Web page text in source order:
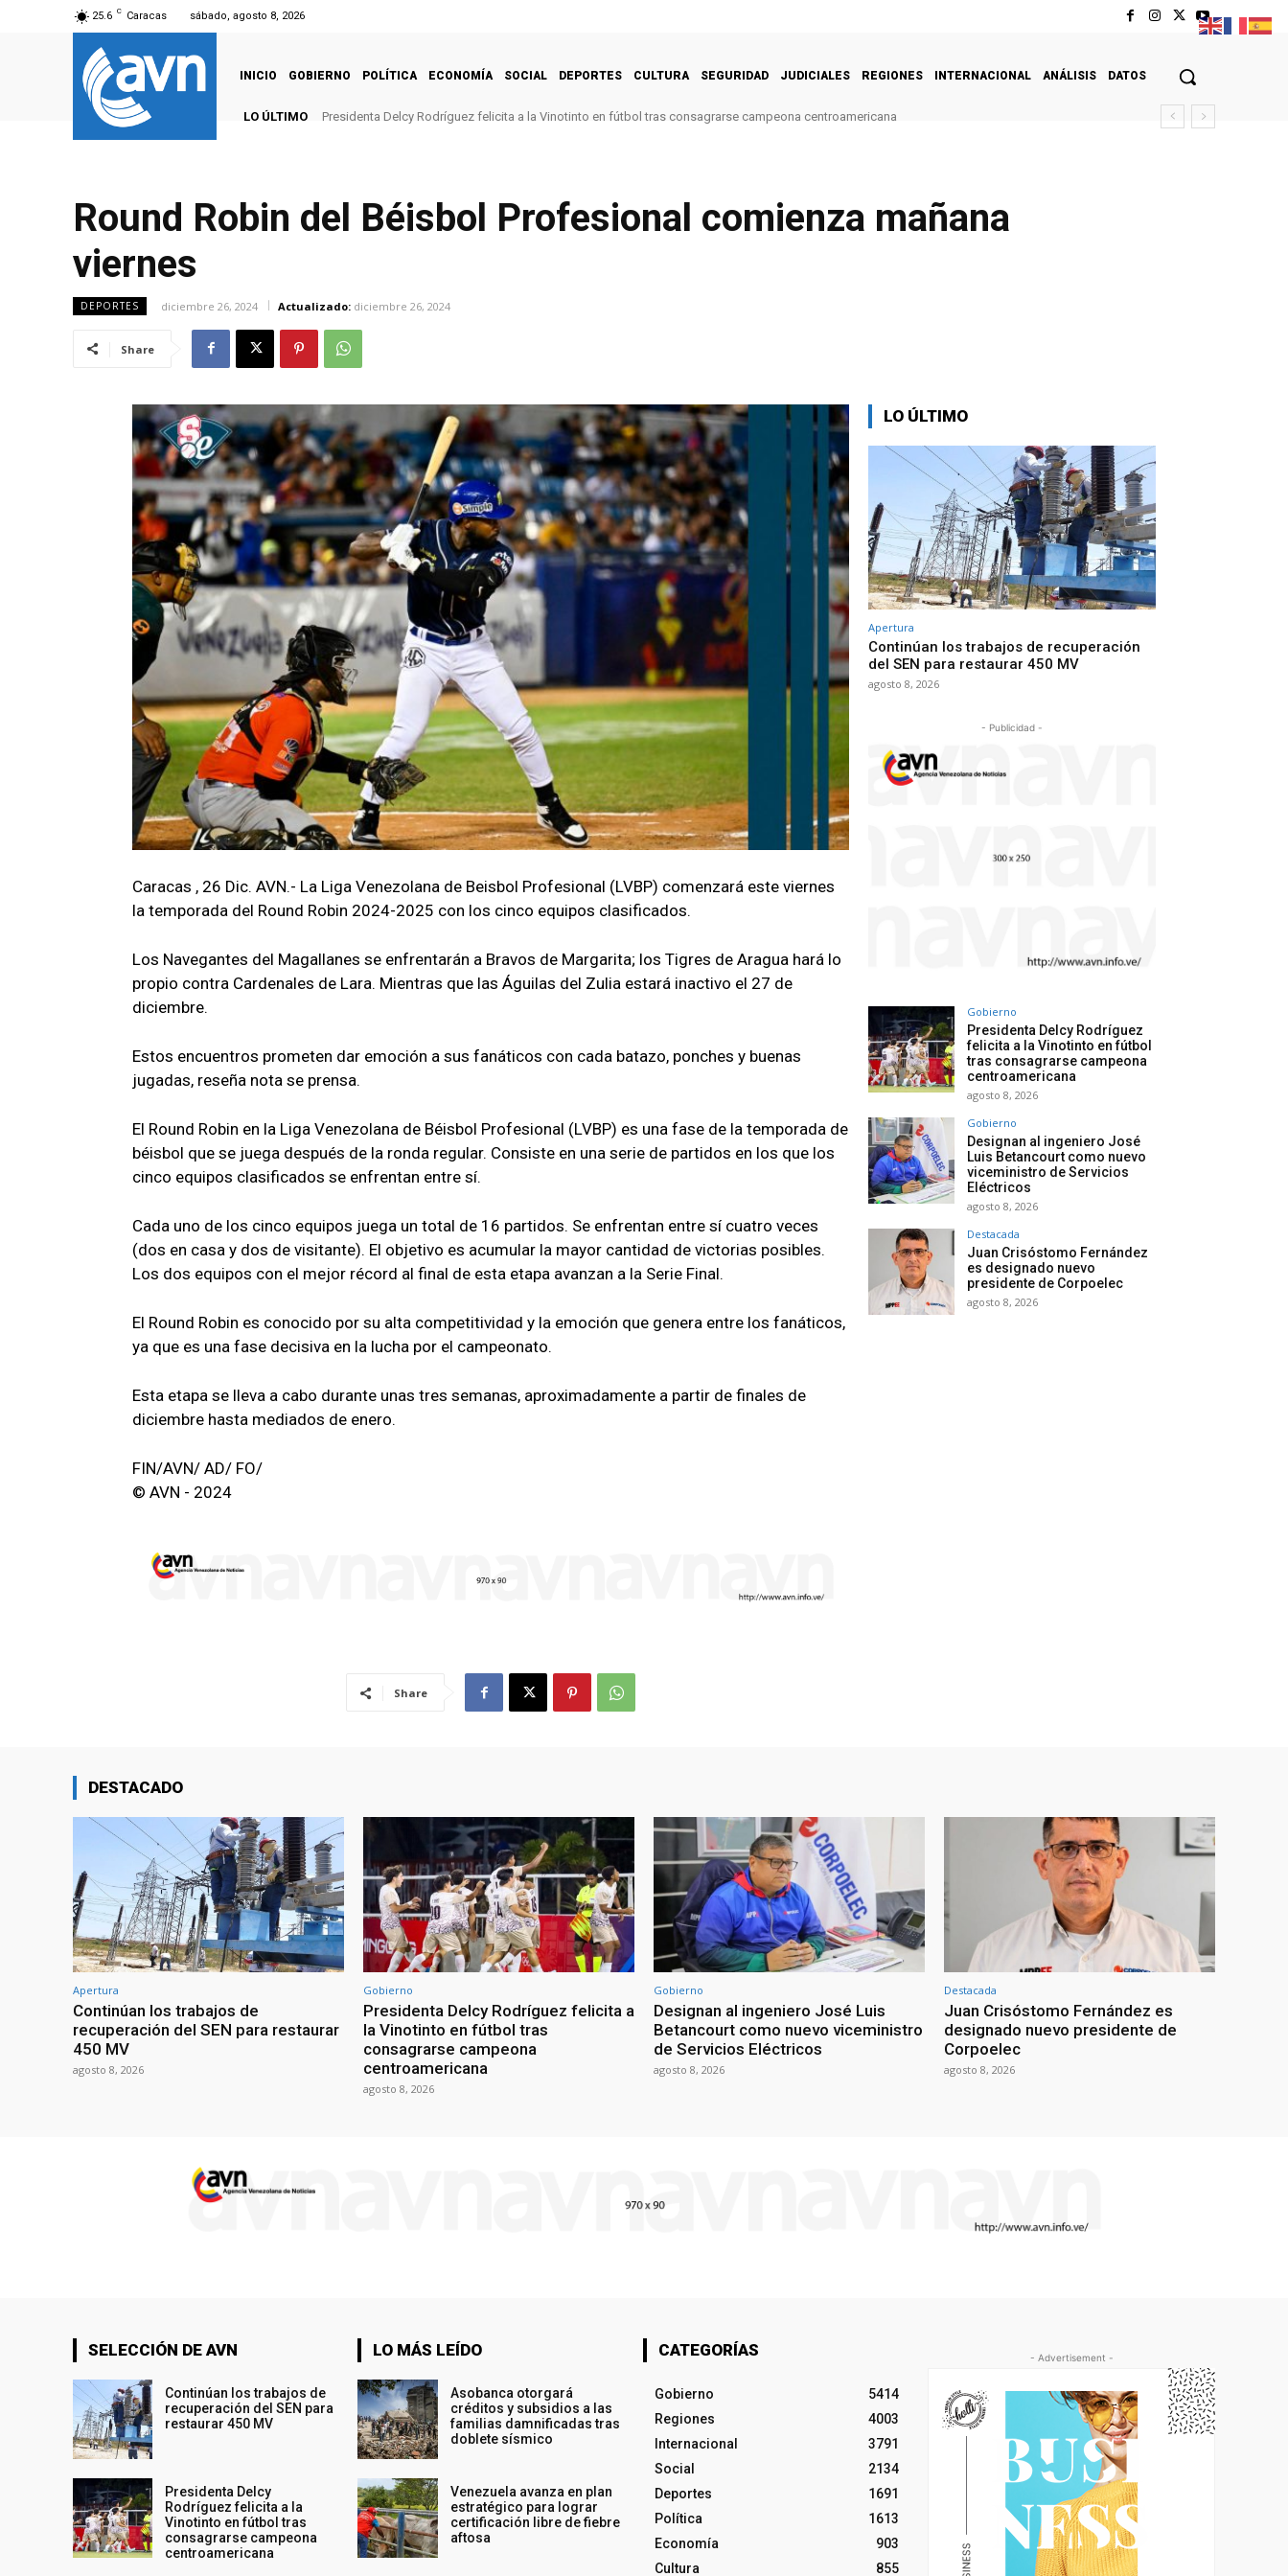
25.6 C Caracas sábado, agosto 8, 2026
INICIO GOBIERNO POLÍTICA ECONOMÍA SOCIAL DEPORTES CULTURA SEGURIDAD JUDICIALES REGIONES INTERNACIONAL ANÁLISIS DATOS
LO ÚLTIMO Presidenta Delcy Rodríguez felicita a la Vinotinto en fútbol tras consagrarse campeona centroamericana
Round Robin del Béisbol Profesional comienza mañana
viernes
DEPORTES diciembre 26, 2024 Actualizado: diciembre 26, 2024
Share
Caracas , 26 Dic. AVN.- La Liga Venezolana de Beisbol Profesional (LVBP) comenzará este viernes
la temporada del Round Robin 2024-2025 con los cinco equipos clasificados.
Los Navegantes del Magallanes se enfrentarán a Bravos de Margarita; los Tigres de Aragua hará lo
propio contra Cardenales de Lara. Mientras que las Águilas del Zulia estará inactivo el 27 de
diciembre.
Estos encuentros prometen dar emoción a sus fanáticos con cada batazo, ponches y buenas
jugadas, reseña nota se prensa.
El Round Robin en la Liga Venezolana de Béisbol Profesional (LVBP) es una fase de la temporada de
béisbol que se juega después de la ronda regular. Consiste en una serie de partidos en los que los
cinco equipos clasificados se enfrentan entre sí.
Cada uno de los cinco equipos juega un total de 16 partidos. Se enfrentan entre sí cuatro veces
(dos en casa y dos de visitante). El objetivo es acumular la mayor cantidad de victorias posibles.
Los dos equipos con el mejor récord al final de esta etapa avanzan a la Serie Final.
El Round Robin es conocido por su alta competitividad y la emoción que genera entre los fanáticos,
ya que es una fase decisiva en la lucha por el campeonato.
Esta etapa se lleva a cabo durante unas tres semanas, aproximadamente a partir de finales de
diciembre hasta mediados de enero.
FIN/AVN/ AD/ FO/
© AVN - 2024
Share
LO ÚLTIMO
Apertura
Continúan los trabajos de recuperación
del SEN para restaurar 450 MV
agosto 8, 2026
- Publicidad -
Gobierno
Presidenta Delcy Rodríguez
felicita a la Vinotinto en fútbol
tras consagrarse campeona
centroamericana
agosto 8, 2026
Gobierno
Designan al ingeniero José
Luis Betancourt como nuevo
viceministro de Servicios
Eléctricos
agosto 8, 2026
Destacada
Juan Crisóstomo Fernández
es designado nuevo
presidente de Corpoelec
agosto 8, 2026
DESTACADO
Apertura
Continúan los trabajos de
recuperación del SEN para restaurar
450 MV
agosto 8, 2026
Gobierno
Presidenta Delcy Rodríguez felicita a
la Vinotinto en fútbol tras
consagrarse campeona
centroamericana
agosto 8, 2026
Gobierno
Designan al ingeniero José Luis
Betancourt como nuevo viceministro
de Servicios Eléctricos
agosto 8, 2026
Destacada
Juan Crisóstomo Fernández es
designado nuevo presidente de
Corpoelec
agosto 8, 2026
SELECCIÓN DE AVN
Continúan los trabajos de
recuperación del SEN para
restaurar 450 MV
Presidenta Delcy
Rodríguez felicita a la
Vinotinto en fútbol tras
consagrarse campeona
centroamericana
LO MÁS LEÍDO
Asobanca otorgará
créditos y subsidios a las
familias damnificadas tras
doblete sísmico
Venezuela avanza en plan
estratégico para lograr
certificación libre de fiebre
aftosa
CATEGORÍAS
Gobierno
5414
Regiones
4003
Internacional
3791
Social
2134
Deportes
1691
Política
1613
Economía
903
Cultura
855
- Advertisement -